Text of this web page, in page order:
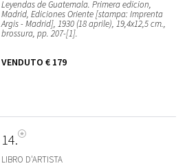
Leyendas de Guatemala. Primera edicion,
Madrid, Ediciones Oriente [stampa: Imprenta
Argis - Madrid], 1930 (18 aprile), 19,4x12,5 cm.,
brossura, pp. 207-[1].
VENDUTO € 179
14
LIBRO D'ARTISTA